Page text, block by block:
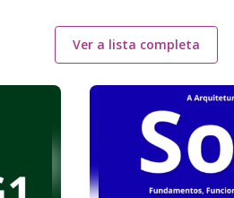
Ver a lista completa